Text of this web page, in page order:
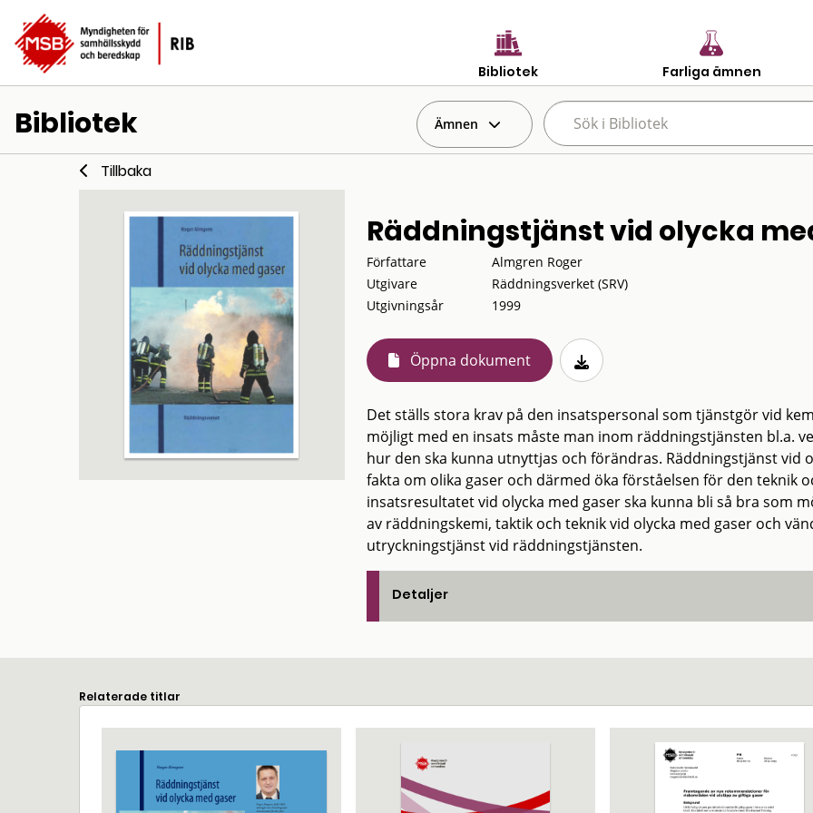
Bibliotek Farliga ämnen
Bibliotek Ämnen
Tillbaka
Räddningstjänst vid olycka
Författare
Almgren Roger
Utgivare
Räddningsverket (SRV)
Utgivningsår
1999
Öppna dokument
Det ställs stora krav på den insatspersonal som tjänstgör vid
möjligt med en insats måste man inom räddningstjänsten bl.a.
hur den ska kunna utnyttjas och förändras. Räddningstjänst vid
fakta om olika gaser och därmed öka förståelsen för den teknik
insatsresultatet vid olycka med gaser ska kunna bli så bra som
av räddningskemi, taktik och teknik vid olycka med gaser och
utryckningstjänst vid räddningstjänsten.
Detaljer
Relaterade titlar